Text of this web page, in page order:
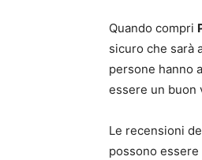
Quando compri
sicuro che sarà
persone hanno
essere un buon
Le recensioni
possono